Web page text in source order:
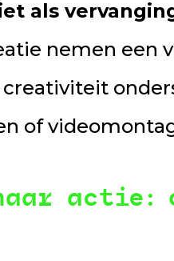
als
nemen een
of
naar